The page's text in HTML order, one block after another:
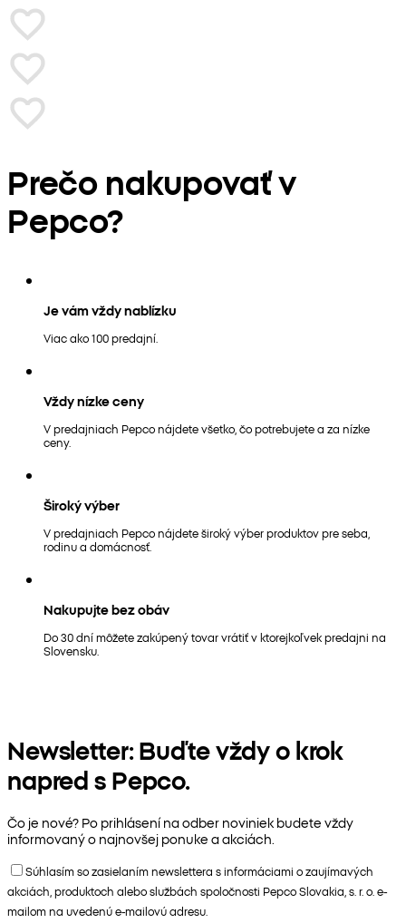
Prečo nakupovať v
Pepco?
Je vám vždy nablízku
Viac ako 100 predajní.
Vždy nízke ceny
V predajniach Pepco nájdete všetko, čo potrebujete a za nízke
ceny.
Široký výber
V predajniach Pepco nájdete široký výber produktov pre seba,
rodinu a domácnosť.
Nakupujte bez obáv
Do 30 dní môžete zakúpený tovar vrátiť v ktorejkoľvek predajni na
Slovensku.
Newsletter: Buďte vždy o krok
napred s Pepco.
Čo je nové? Po prihlásení na odber noviniek budete vždy
informovaný o najnovšej ponuke a akciách.
Súhlasím so zasielaním newslettera s informáciami o zaujímavých
akciách, produktoch alebo službách spoločnosti Pepco Slovakia, s. r. o. e-
mailom na uvedenú e-mailovú adresu.